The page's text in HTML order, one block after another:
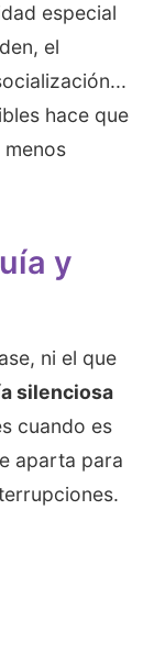
especial
el
hace que
menos
y
ni el que
silenciosa
cuando es
aparta para